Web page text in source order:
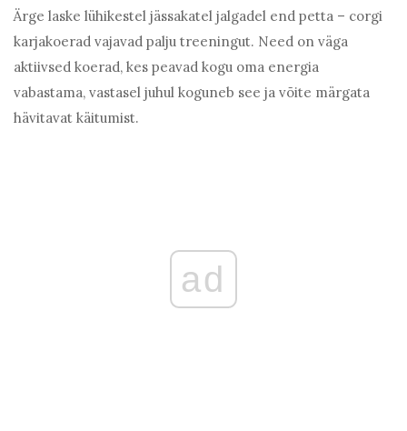
Ärge laske lühikestel jässakatel jalgadel end petta – corgi
karjakoerad vajavad palju treeningut. Need on väga
aktiivsed koerad, kes peavad kogu oma energia
vabastama, vastasel juhul koguneb see ja võite märgata
hävitavat käitumist.
ad